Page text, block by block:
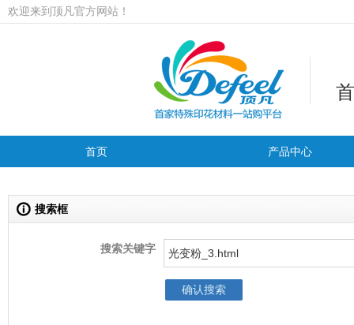
欢迎来到顶凡官方网站！
首页 产品中心
搜索框
搜索关键字